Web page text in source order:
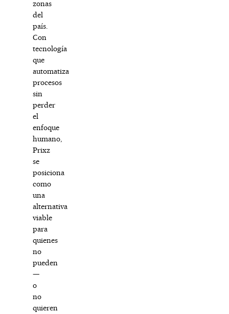
zonas
del
país.
Con
tecnología
que
automatiza
procesos
sin
perder
el
enfoque
humano,
Prixz
se
posiciona
como
una
alternativa
viable
para
quienes
no
pueden
—
o
no
quieren